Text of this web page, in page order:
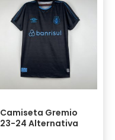
Camiseta Gremio
23-24 Alternativa